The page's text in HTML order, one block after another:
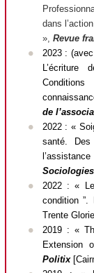
dans
», Revue
2023 :
de
2022 : «
santé. Des
2022 : «
condition
Trente
2019 : «
Extension
Politix